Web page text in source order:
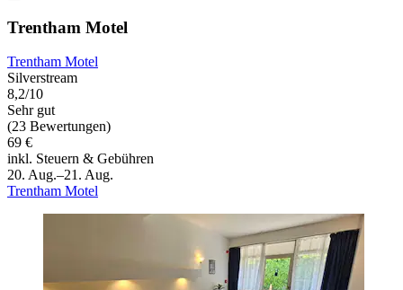
Trentham Motel
Trentham Motel
Silverstream
8,2/10
Sehr gut
(23 Bewertungen)
69 €
inkl. Steuern & Gebühren
20. Aug.–21. Aug.
Trentham Motel